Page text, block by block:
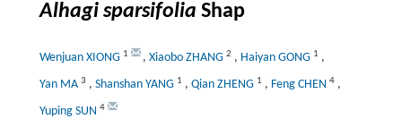
Alhagi sparsifolia Shap
Wenjuan XIONG 1 , Xiaobo ZHANG 2 , Haiyan GONG 1 ,
Yan MA 3 , Shanshan YANG 1 , Qian ZHENG 1 , Feng CHEN 4,
Yuping SUN 4